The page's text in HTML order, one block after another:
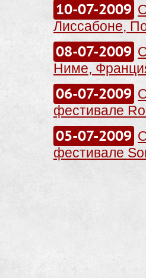
10-07-2009
Лисcабоне,
08-07-2009
Ниме,
06-07-2009
фестивале
05-07-2009
фестивале